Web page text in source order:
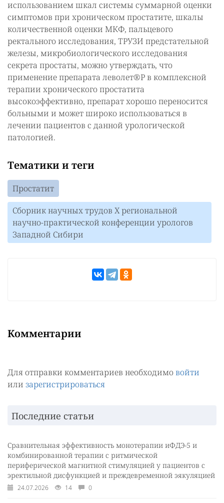
использованием шкал системы суммарной оценки
симптомов при хроническом простатите, шкалы
количественной оценки МКФ, пальцевого
ректального исследования, ТРУЗИ предстательной
железы, микробиологического исследования
секрета простаты, можно утверждать, что
применение препарата леволет®Р в комплексной
терапии хронического простатита
высокоэффективно, препарат хорошо переносится
больными и может широко использоваться в
лечении пациентов с данной урологической
патологией.
Тематики и теги
Простатит
Сборник научных трудов Х региональной
научно-практической конференции урологов
Западной Сибири
Комментарии
Для отправки комментариев необходимо войти
или зарегистрироваться
Последние статьи
Сравнительная эффективность монотерапии иФДЭ-5 и
комбинированной терапии с ритмической
периферической магнитной стимуляцией у пациентов с
эректильной дисфункцией и преждевременной эякуляцией
24.07.2026 14 0